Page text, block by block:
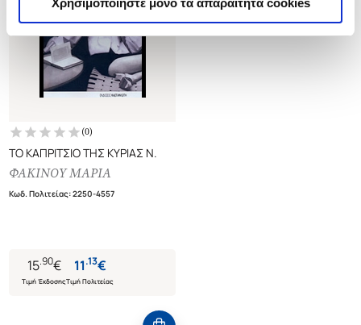
Χρησιμοποιήστε μόνο τα απαραίτητα cookies
(0)
ΤΟ ΚΑΠΡΙΤΣΙΟ ΤΗΣ ΚΥΡΙΑΣ Ν.
ΦΑΚΙΝΟΥ ΜΑΡΙΑ
Κωδ. Πολιτείας:2250-4557
15.90€
Τιμή Έκδοσης
11.13€
Τιμή Πολιτείας